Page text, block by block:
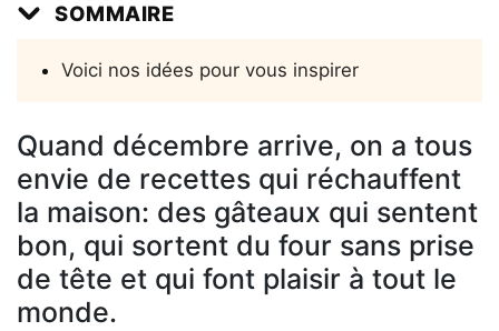
SOMMAIRE
Voici nos idées pour vous inspirer
Quand décembre arrive, on a tous
envie de recettes qui réchauffent
la maison: des gâteaux qui sentent
bon, qui sortent du four sans prise
de tête et qui font plaisir à tout le
monde.